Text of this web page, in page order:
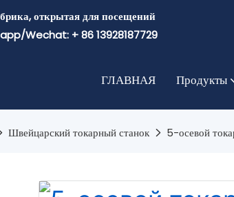
открытая для посещений
Wechat: + 86 13928187729
ГЛАВНАЯ Продукты
Швейцарский токарный станок 5-осевой